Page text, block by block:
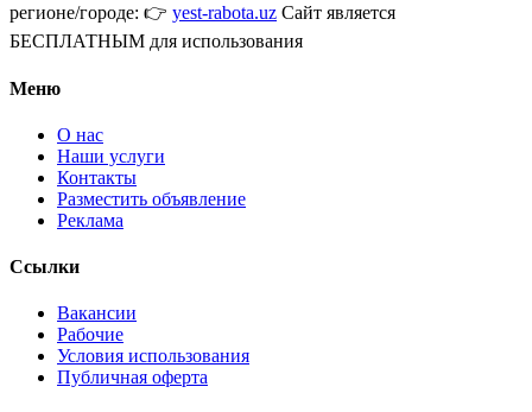
регионе/городе: 👉 yest-rabota.uz Сайт является
БЕСПЛАТНЫМ для использования
Меню
О нас
Наши услуги
Контакты
Разместить объявление
Реклама
Ссылки
Вакансии
Рабочие
Условия использования
Публичная оферта